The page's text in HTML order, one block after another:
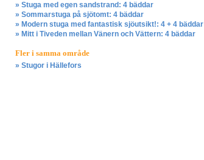
» Stuga med egen sandstrand: 4 bäddar
» Sommarstuga på sjötomt: 4 bäddar
» Modern stuga med fantastisk sjöutsikt!: 4 + 4 bäddar
» Mitt i Tiveden mellan Vänern och Vättern: 4 bäddar
Fler i samma område
» Stugor i Hällefors